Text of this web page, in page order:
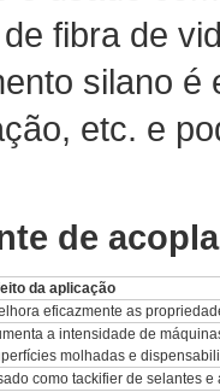
fibra de
silano
etc. e
de
da aplicação
eficazmente as
a intensidade de
molhadas e
como tackifier de selantes